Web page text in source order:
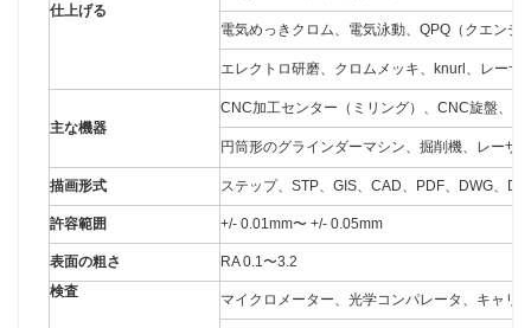
仕上げる
電気めっきクロム、電気泳動、QPQ（クエンチ
エレクトロ研磨、クロムメッキ、knurl、レーザ
主な機器
CNC加工センター（ミリング）、CNC旋盤、研
円筒形のグラインダーマシン、掘削機、レーザ
描画形式 ステップ、STP、GIS、CAD、PDF、DWG、
許容範囲 +/- 0.01mm〜 +/- 0.05mm
表面の粗さ
RA 0.1〜3.2
検査
マイクロメーター、光学コンパレータ、キャリ